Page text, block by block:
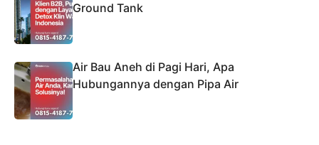
Ground Tank
Air Bau Aneh di Pagi Hari, Apa
Hubungannya dengan Pipa Air